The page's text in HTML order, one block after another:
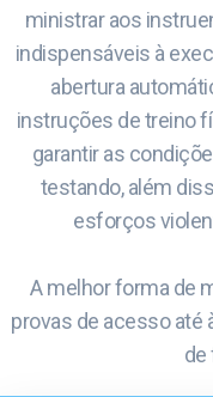
ministrar aos
indispensáveis à
abertura
instruções de treino
garantir as
testando, além
esforços
A melhor forma de
provas de acesso até
de